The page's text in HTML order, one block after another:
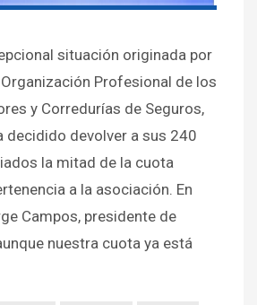
situación originada por
Organización Profesional de los
y Corredurías de Seguros,
decidido devolver a sus 240
la mitad de la cuota
a la asociación. En
Campos, presidente de
nuestra cuota ya está